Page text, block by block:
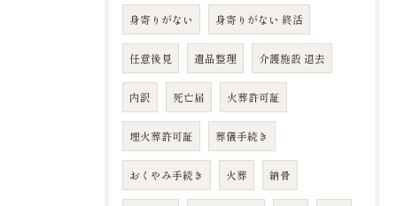
身寄りがない 身寄りがない 終活
任意後見 遺品整理 介護施設 退去
内訳 死亡届 火葬許可証
埋火葬許可証 葬儀手続き
おくやみ手続き 火葬 納骨